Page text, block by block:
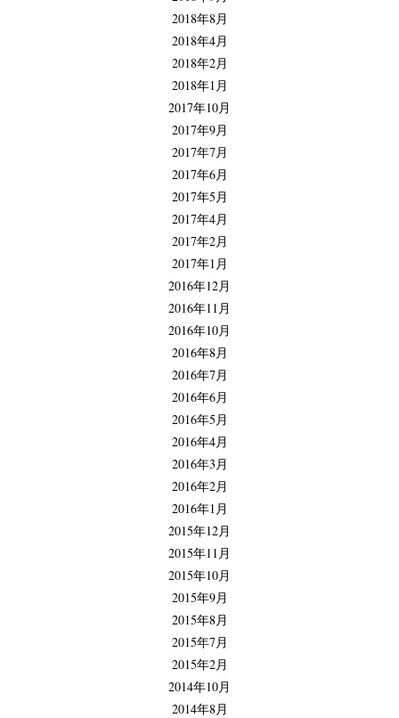
2018年8月
2018年4月
2018年2月
2018年1月
2017年10月
2017年9月
2017年7月
2017年6月
2017年5月
2017年4月
2017年2月
2017年1月
2016年12月
2016年11月
2016年10月
2016年8月
2016年7月
2016年6月
2016年5月
2016年4月
2016年3月
2016年2月
2016年1月
2015年12月
2015年11月
2015年10月
2015年9月
2015年8月
2015年7月
2015年2月
2014年10月
2014年8月